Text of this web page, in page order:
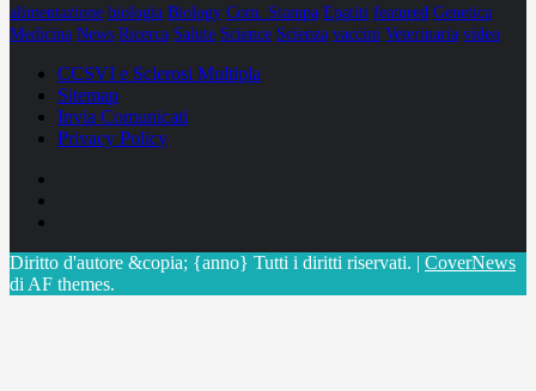
alimentazione biologia Biology Com. Stampa Epatiti featured Genetica
Medicina News Ricerca Salute Science Scienza vaccini Veterinaria video
CCSVI e Sclerosi Multipla
Sitemap
Invia Comunicati
Privacy Policy
Diritto d'autore &copia; {anno} Tutti i diritti riservati. | CoverNews
di AF themes.